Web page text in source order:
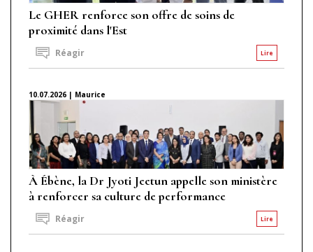
Le GHER renforce son offre de soins de
proximité dans l'Est
Lire
Réagir
10.07.2026 | Maurice
À Ébène, la Dr Jyoti Jeetun appelle son ministère
à renforcer sa culture de performance
Lire
Réagir